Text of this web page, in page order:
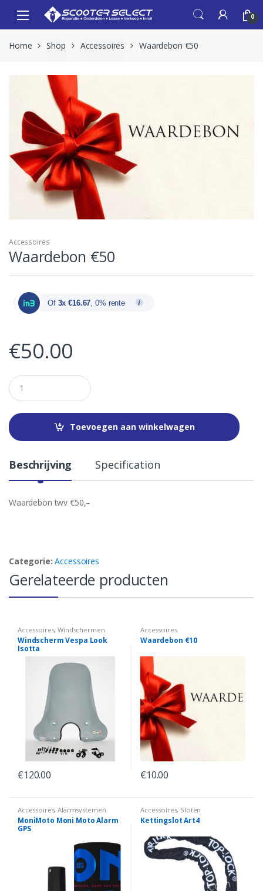
navigation
content
0
Home Shop Accessoires Waardebon €50
Accessoires
Waardebon €50
Of 3x €16.67, 0% rente
€50.00
Q
u
a
t
i
Toevoegen aan winkelwagen
Beschrijving Specification
Waardebon twv €50,–
Categorie:Accessoires
Gerelateerde producten
Accessoires,Windschermen
Windscherm Vespa Look
Isotta
€120.00
Accessoires
Waardebon €10
€10.00
Accessoires,Alarmsystemen
MoniMoto Moni Moto Alarm
GPS
Accessoires, Sloten
Kettingslot Art4